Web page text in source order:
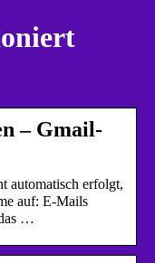
– Gmail-
automatisch erfolgt,
auf: E-Mails
…